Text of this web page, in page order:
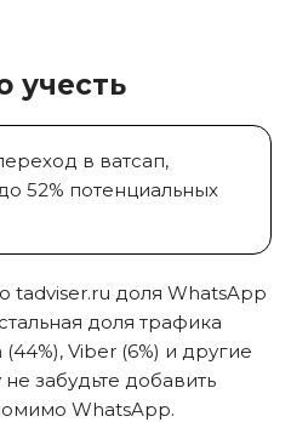
учесть
в ватсап,
52% потенциальных
tadviser.ru доля WhatsApp
доля трафика
Viber (6%) и другие
забудьте добавить
WhatsApp.